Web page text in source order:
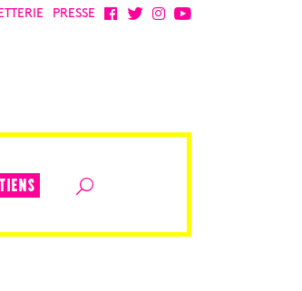
PRESSE